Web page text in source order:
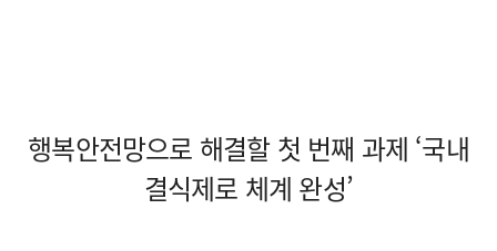
행복안전망으로 해결할 첫 번째 과제 ‘국내
결식제로 체계 완성’